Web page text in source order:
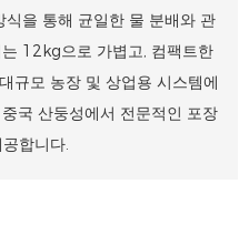
을 통해 균일한 물 분배와 관
12kg으로 가볍고, 컴팩트한
규모 농장 및 상업용 시스템에
국 산둥성에서 전문적인 포장
합니다.